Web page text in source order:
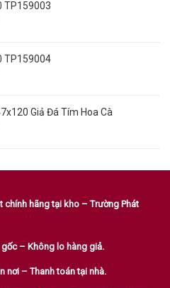
TP159003
TP159004
Giả Đá Tím Hoa Cà
chính hãng tại kho – Trường Phát
– Không lo hàng giả.
nơi – Thanh toán tại nhà.